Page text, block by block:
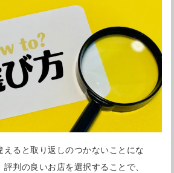
てご対応していただき、本当にあり
引用元： Googleレビュー
恵比寿店の紹介
えると取り返しのつかないことにな
判の良いお店を選択することで、